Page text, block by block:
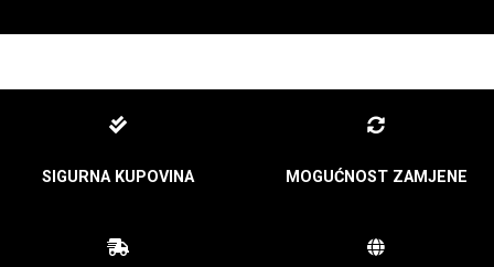
SIGURNA KUPOVINA MOGUĆNOST ZAMJENE